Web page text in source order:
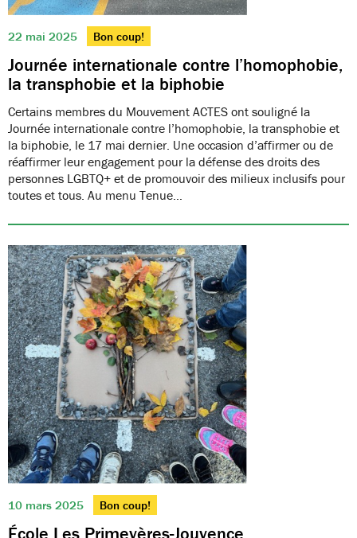
22 mai 2025 Bon coup!
Journée internationale contre l’homophobie,
la transphobie et la biphobie
Certains membres du Mouvement ACTES ont souligné la
Journée internationale contre l’homophobie, la transphobie et
la biphobie, le 17 mai dernier. Une occasion d’affirmer ou de
réaffirmer leur engagement pour la défense des droits des
personnes LGBTQ+ et de promouvoir des milieux inclusifs pour
toutes et tous. Au menu Tenue…
10 mars 2025 Bon coup!
École Les Primevères-Jouvence